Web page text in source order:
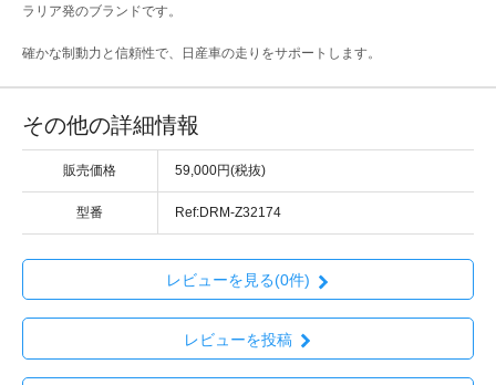
ラリア発のブランドです。
確かな制動力と信頼性で、日産車の走りをサポートします。
その他の詳細情報
販売価格 59,000円(税抜)
型番 Ref:DRM-Z32174
レビューを見る(0件)
レビューを投稿